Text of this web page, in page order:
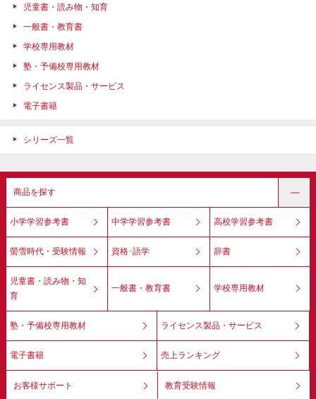
児童書・読み物・知育
一般書・教育書
学校専用教材
塾・予備校専用教材
ライセンス製品・サービス
電子書籍
シリーズ一覧
商品を探す
小学学習参考書 中学学習参考書 高校学習参考書
螢雪時代・受験情報 資格･語学 辞書
児童書・読み物・知
育
一般書・教育書 学校専用教材
塾・予備校専用教材 ライセンス製品・サービス
電子書籍 売上ランキング
お客様サポート 教育受験情報